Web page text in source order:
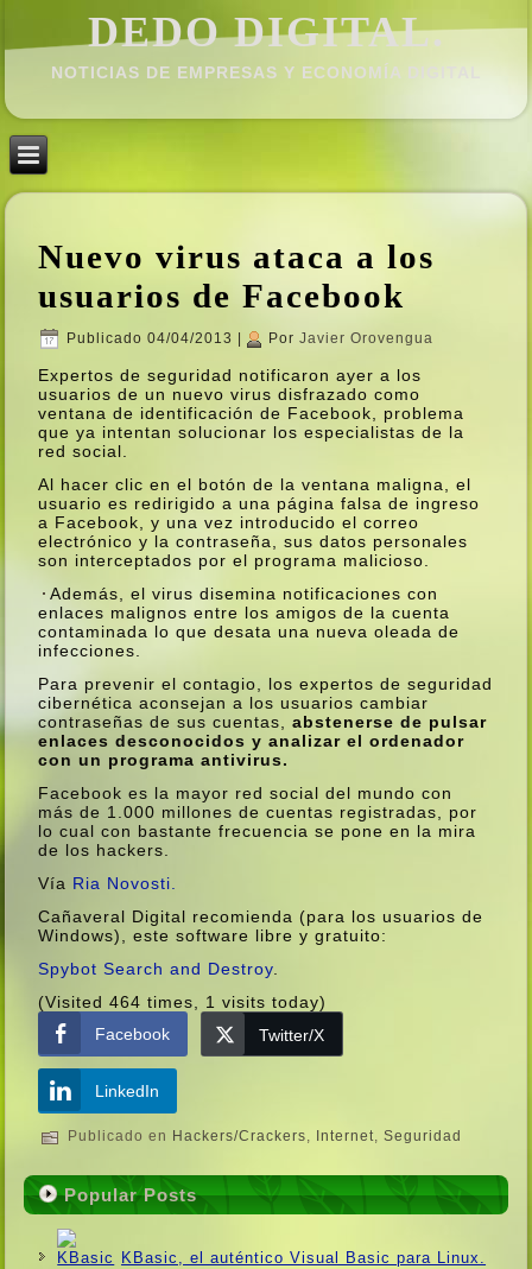
DEDO DIGITAL.
NOTICIAS DE EMPRESAS Y ECONOMÍ­A DIGITAL
Nuevo virus ataca a los
usuarios de Facebook
Publicado 04/04/2013 Por Javier Orovengua
Expertos de seguridad notificaron ayer a los
usuarios de un nuevo virus disfrazado como
ventana de identificación de Facebook, problema
que ya intentan solucionar los especialistas de la
red social.
Al hacer clic en el botón de la ventana maligna, el
usuario es redirigido a una página falsa de ingreso
a Facebook, y una vez introducido el correo
electrónico y la contraseña, sus datos personales
son interceptados por el programa malicioso.
Además, el virus disemina notificaciones con
enlaces malignos entre los amigos de la cuenta
contaminada lo que desata una nueva oleada de
infecciones.
Para prevenir el contagio, los expertos de seguridad
cibernética aconsejan a los usuarios cambiar
contraseñas de sus cuentas,abstenerse de pulsar
enlaces desconocidos y analizar el ordenador
con un programa antivirus.
Facebook es la mayor red social del mundo con
más de 1.000 millones de cuentas registradas, por
lo cual con bastante frecuencia se pone en la mira
de los hackers.
Ví­a Ria Novosti.
Cañaveral Digital recomienda (para los usuarios de
Windows), este software libre y gratuito:
Spybot Search and Destroy
(Visited 464 times, 1 visits today)
Facebook
Twitter/X
LinkedIn
Publicado en Hackers/Crackers, Internet,Seguridad
Popular Posts
KBasic, el auténtico Visual Basic para Linux.